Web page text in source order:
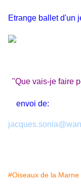
Etrange ballet d'un
"Que vais-je faire
envoi de:
#Oiseaux de la Marne